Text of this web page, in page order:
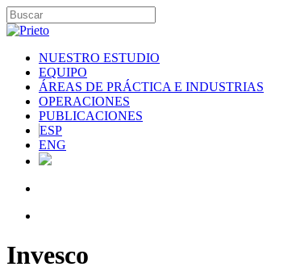
NUESTRO ESTUDIO
EQUIPO
ÁREAS DE PRÁCTICA E INDUSTRIAS
OPERACIONES
PUBLICACIONES
ESP
ENG
Invesco